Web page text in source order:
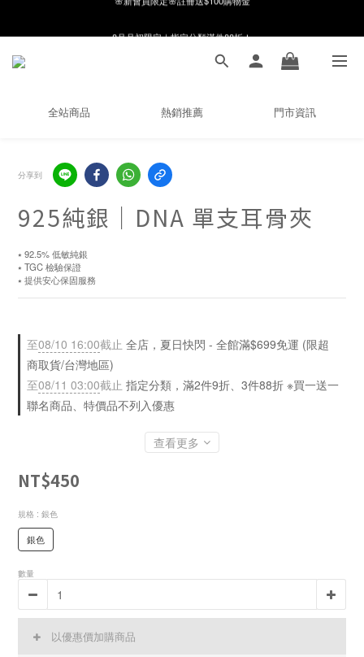
8月月初限定｜指定分類滿件88折！
全站商品 熱銷推薦 門市資訊
分享到
925純銀｜DNA 單支耳骨夾
⭑ 92.5% 低敏純銀
⭑ TGC 檢驗保證
⭑ 提供安心保固服務
至08/10 16:00截止 全店，夏日快閃 - 全館滿$699免運 (限超
商取貨/台灣地區)
至08/11 03:00截止 指定分類，滿2件9折、3件88折 ※買一送一
聯名商品、特價品不列入優惠
查看更多
NT$450
規格 : 銀色
銀色
數量
以優惠價加購商品